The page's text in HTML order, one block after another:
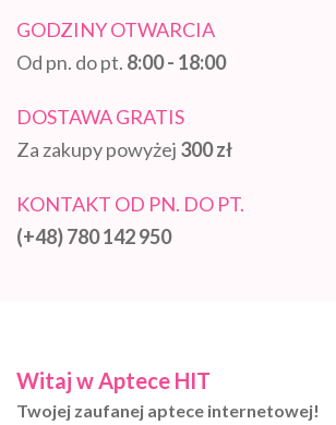
GODZINY OTWARCIA
Od pn. do pt. 8:00 - 18:00
DOSTAWA GRATIS
Za zakupy powyżej 300 zł
KONTAKT OD PN. DO PT.
(+48) 780 142 950
Witaj w Aptece HIT
Twojej zaufanej aptece internetowej!